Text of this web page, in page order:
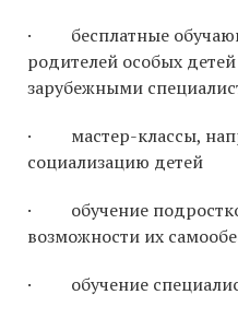
· бесплатные
родителей особых
зарубежными
· мастер-классы,
социализацию детей
· обучение
возможности их
· обучение